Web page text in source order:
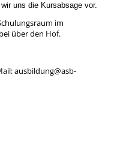
uns die Kursabsage vor.
im
über den Hof.
ausbildung@asb-